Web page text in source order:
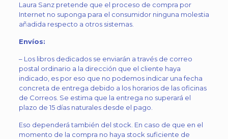
Laura Sanz pretende que el proceso de compra por
Internet no suponga para el consumidor ninguna molestia
añadida respecto a otros sistemas.
Envíos:
– Los libros dedicados se enviarán a través de correo
postal ordinario a la dirección que el cliente haya
indicado, es por eso que no podemos indicar una fecha
concreta de entrega debido a los horarios de las oficinas
de Correos. Se estima que la entrega no superará el
plazo de 15 días naturales desde el pago.
Eso dependerá también del stock. En caso de que en el
momento de la compra no haya stock suficiente de